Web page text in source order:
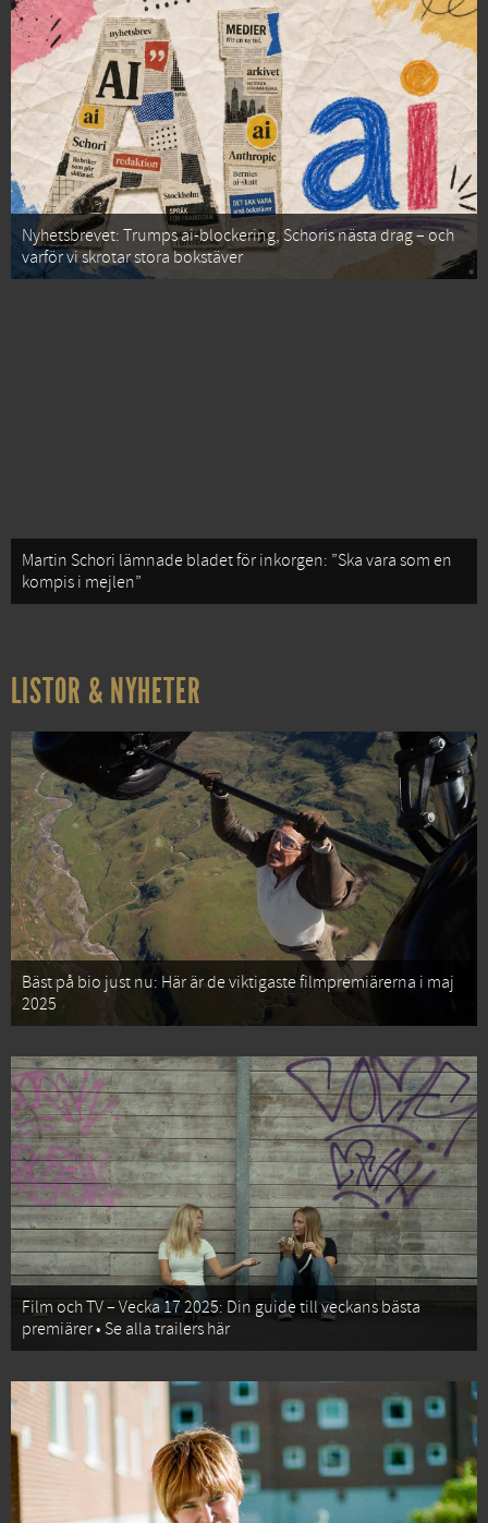
Nyhetsbrevet: Trumps ai-blockering, Schoris nästa drag – och
varför vi skrotar stora bokstäver
Martin Schori lämnade bladet för inkorgen: ”Ska vara som en
kompis i mejlen”
LISTOR & NYHETER
Bäst på bio just nu: Här är de viktigaste filmpremiärerna i maj
2025
Film och TV – Vecka 17 2025: Din guide till veckans bästa
premiärer • Se alla trailers här